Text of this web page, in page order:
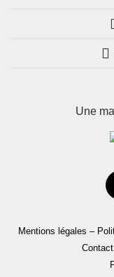
Une
Mentions légales –
Contact